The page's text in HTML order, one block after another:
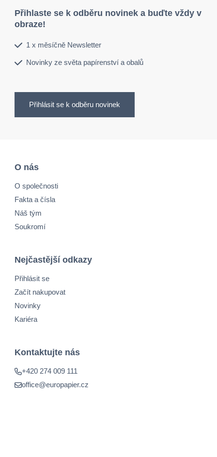
Přihlaste se k odběru novinek a buďte vždy v
obraze!
1 x měsíčně Newsletter
Novinky ze světa papírenství a obalů
Přihlásit se k odběru novinek
O nás
O společnosti
Fakta a čísla
Náš tým
Soukromí
Nejčastější odkazy
Přihlásit se
Začít nakupovat
Novinky
Kariéra
Kontaktujte nás
+420 274 009 111
office@europapier.cz